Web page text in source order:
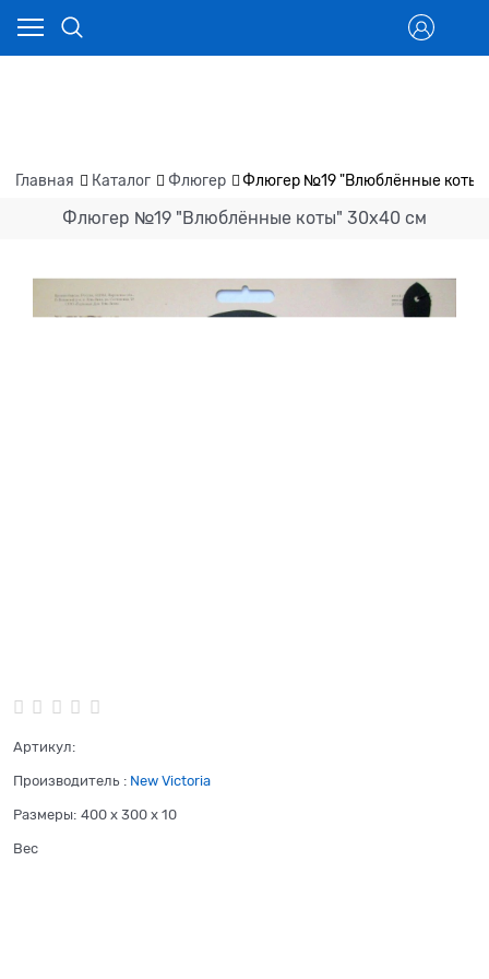
Главная Каталог Флюгер Флюгер №19 "Влюблённые коты"
Флюгер №19 "Влюблённые коты" 30x40 см
Артикул:
Производитель : New Victoria
Размеры: 400 x 300 x 10
Вес